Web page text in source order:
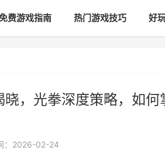
费游戏指南 热门游戏技巧 好
晓，光拳深度策略，如
：2026-02-24